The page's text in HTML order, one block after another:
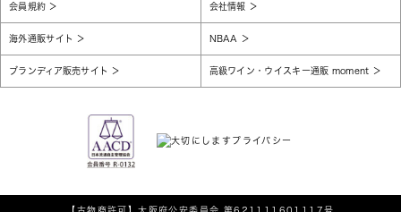
会員規約 会社情報
海外通販サイト NBAA
ブランディア販売サイト 高級ワイン・ウイスキー通販 moment
【古物商許可】大阪府公安委員会 第621111601117号